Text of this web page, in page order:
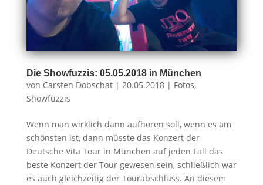
Die Showfuzzis: 05.05.2018 in München
von Carsten Dobschat| 20.05.2018| Fotos,
Showfuzzis
Wenn man wirklich dann aufhören soll, wenn es am
schönsten ist, dann müsste das Konzert der
Deutsche Vita Tour in München auf jeden Fall das
beste Konzert der Tour gewesen sein, schließlich war
es auch gleichzeitig der Tourabschluss. An diesem